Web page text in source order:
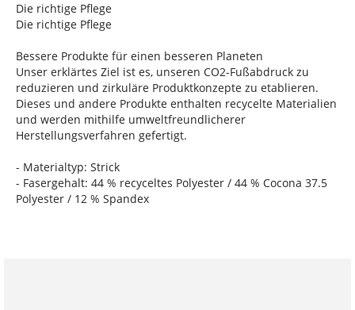
Die richtige Pflege
Die richtige Pflege
Bessere Produkte für einen besseren Planeten
Unser erklärtes Ziel ist es, unseren CO2-Fußabdruck zu
reduzieren und zirkuläre Produktkonzepte zu etablieren.
Dieses und andere Produkte enthalten recycelte Materialien
und werden mithilfe umweltfreundlicherer
Herstellungsverfahren gefertigt.
- Materialtyp: Strick
- Fasergehalt: 44 % recyceltes Polyester / 44 % Cocona 37.5
Polyester / 12 % Spandex